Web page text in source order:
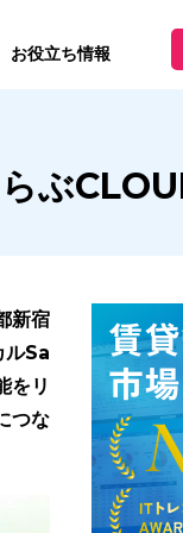
業務向け機能
制作の流れ
お役立ち情報
立ちブログ
ぶ
新宿
ルSa
をリ
つな